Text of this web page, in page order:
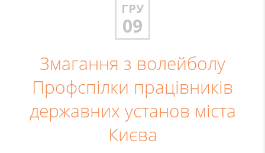
ГРУ
09
Змагання з волейболу
Профспілки працівників
державних установ міста
Києва